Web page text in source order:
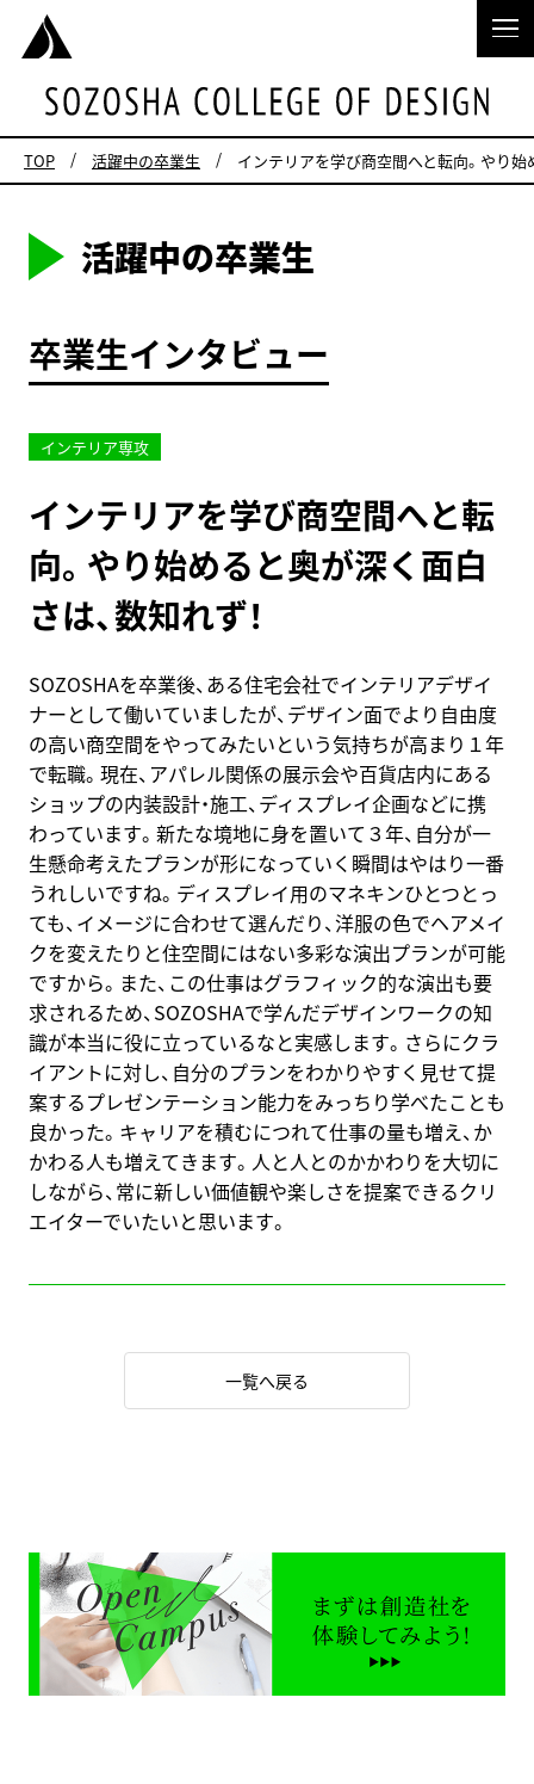
TOP 活躍中の卒業生 インテリアを学び商空間へと転向。やり始
活躍中の卒業生
卒業生インタビュー
インテリア専攻
インテリアを学び商空間へと転
向。やり始めると奥が深く面白
さは、数知れず！
SOZOSHAを卒業後、ある住宅会社でインテリアデザイ
ナーとして働いていましたが、デザイン面でより自由度
の高い商空間をやってみたいという気持ちが高まり１年
で転職。現在、アパレル関係の展示会や百貨店内にある
ショップの内装設計・施工、ディスプレイ企画などに携
わっています。新たな境地に身を置いて３年、自分が一
生懸命考えたプランが形になっていく瞬間はやはり一番
うれしいですね。ディスプレイ用のマネキンひとつとっ
ても、イメージに合わせて選んだり、洋服の色でヘアメイ
クを変えたりと住空間にはない多彩な演出プランが可能
ですから。また、この仕事はグラフィック的な演出も要
求されるため、SOZOSHAで学んだデザインワークの知
識が本当に役に立っているなと実感します。さらにクラ
イアントに対し、自分のプランをわかりやすく見せて提
案するプレゼンテーション能力をみっちり学べたことも
良かった。キャリアを積むにつれて仕事の量も増え、か
かわる人も増えてきます。人と人とのかかわりを大切に
しながら、常に新しい価値観や楽しさを提案できるクリ
エイターでいたいと思います。
一覧へ戻る